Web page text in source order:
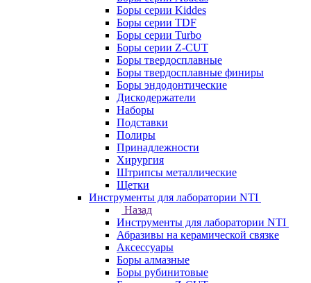
Боры серии Kiddes
Боры серии TDF
Боры серии Turbo
Боры серии Z-CUT
Боры твердосплавные
Боры твердосплавные финиры
Боры эндодонтические
Дискодержатели
Наборы
Подставки
Полиры
Принадлежности
Хирургия
Штрипсы металлические
Щетки
Инструменты для лаборатории NTI
Назад
Инструменты для лаборатории NTI
Абразивы на керамической связке
Аксессуары
Боры алмазные
Боры рубинитовые